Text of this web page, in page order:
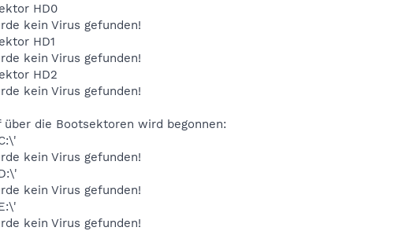
HD0
kein Virus gefunden!
HD1
kein Virus gefunden!
HD2
kein Virus gefunden!
über die Bootsektoren wird begonnen:
kein Virus gefunden!
kein Virus gefunden!
kein Virus gefunden!